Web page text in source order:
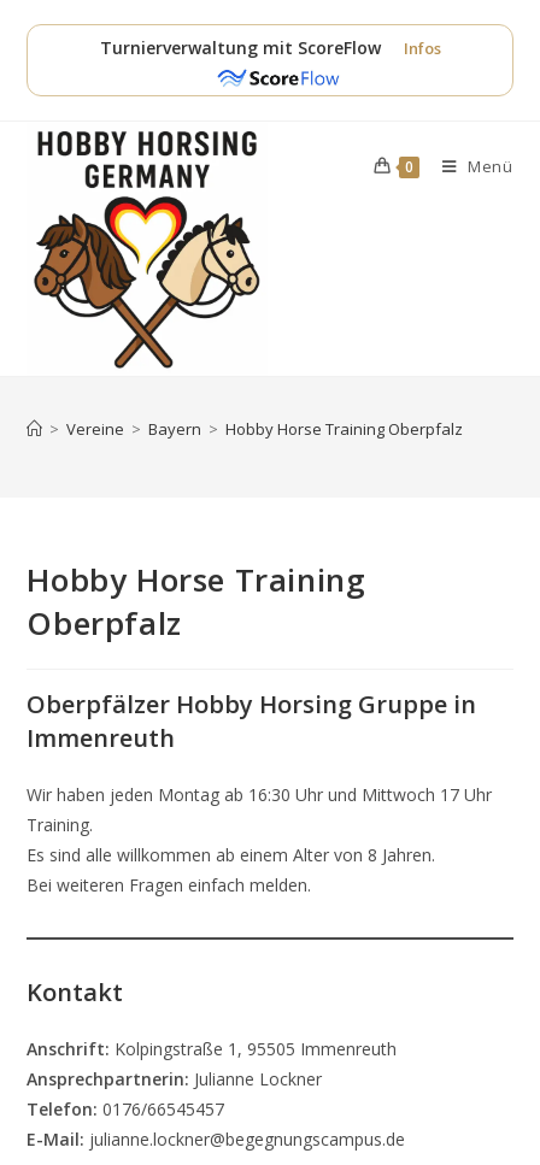
Inhalt
Turnierverwaltung mit ScoreFlow Infos
0 Menü
> Vereine > Bayern > Hobby Horse Training Oberpfalz
Hobby Horse Training
Oberpfalz
Oberpfälzer Hobby Horsing Gruppe in
Immenreuth
Wir haben jeden Montag ab 16:30 Uhr und Mittwoch 17 Uhr
Training.
Es sind alle willkommen ab einem Alter von 8 Jahren.
Bei weiteren Fragen einfach melden.
Kontakt
Anschrift: Kolpingstraße 1, 95505 Immenreuth
Ansprechpartnerin: Julianne Lockner
Telefon: 0176/66545457
E-Mail: julianne.lockner@begegnungscampus.de